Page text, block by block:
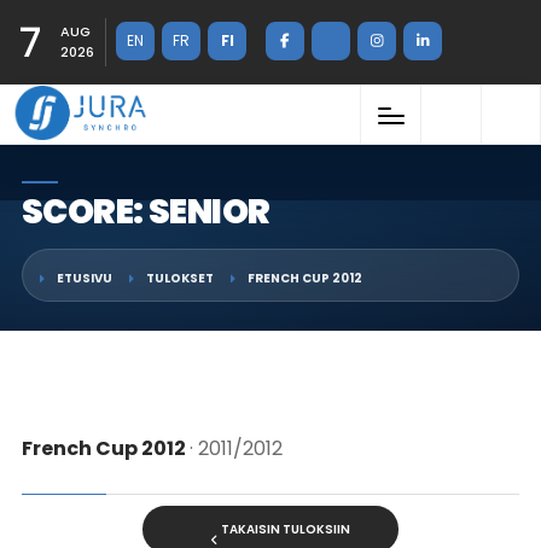
7
AUG
2026
EN FR FI
SCORE: SENIOR
ETUSIVU TULOKSET FRENCH CUP 2012
French Cup 2012· 2011/2012
TAKAISIN TULOKSIIN